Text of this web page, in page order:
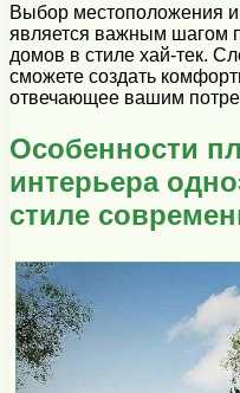
Выбор местоположения и
является важным шагом
домов в стиле хай-тек.
сможете создать
отвечающее вашим
Особенности
интерьера
стиле